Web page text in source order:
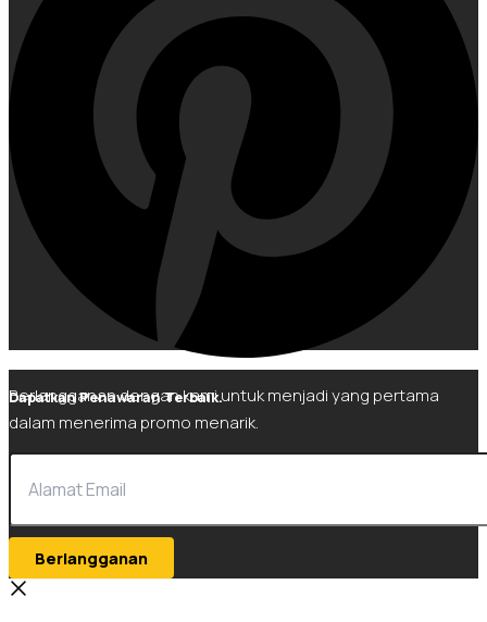
Dapatkan Penawaran Terbaik.
Berlangganan dengan kami untuk menjadi yang pertama
dalam menerima promo menarik.
Berlangganan